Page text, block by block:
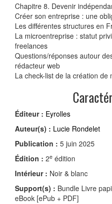
Chapitre 8. Devenir
Créer son entreprise : une
Les différentes structures en
La microentreprise : statut
freelances
Questions/réponses autour
rédacteur web
La check-list de la création de
Éditeur : Eyrolles
Auteur(s) : Lucie Rondelet
Publication : 5 juin 2025
Édition : 2e édition
Intérieur : Noir & blanc
Support(s) : Bundle Livre
eBook [ePub + PDF]